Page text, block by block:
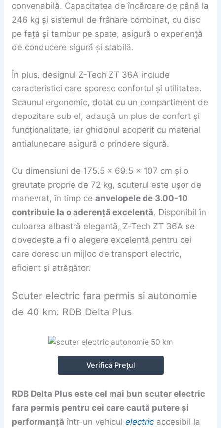
convenabilă. Capacitatea de încărcare de până la
246 kg și sistemul de frânare combinat, cu disc
pe față și tambur pe spate, asigură o experiență
de conducere sigură și stabilă.
În plus, designul Z-Tech ZT 36A include
caracteristici care sporesc confortul și utilitatea.
Scaunul ergonomic, dotat cu un compartiment de
depozitare sub el, adaugă un plus de confort și
funcționalitate, iar ghidonul acoperit cu material
antialunecare asigură o prindere sigură.
Cu dimensiuni de 175.5 x 69.5 x 107 cm și o
greutate proprie de 72 kg, scuterul este ușor de
manevrat, în timp ce anvelopele de 3.00-10
contribuie la o aderență excelentă. Disponibil în
culoarea albastră elegantă, Z-Tech ZT 36A se
dovedește a fi o alegere excelentă pentru cei
care doresc un mijloc de transport electric,
eficient și atrăgător.
Scuter electric fara permis si autonomie
de 40 km: RDB Delta Plus
Verifică Prețul
RDB Delta Plus este cel mai bun scuter electric
fara permis pentru cei care caută putere și
performanță într-un vehicul electric accesibil la